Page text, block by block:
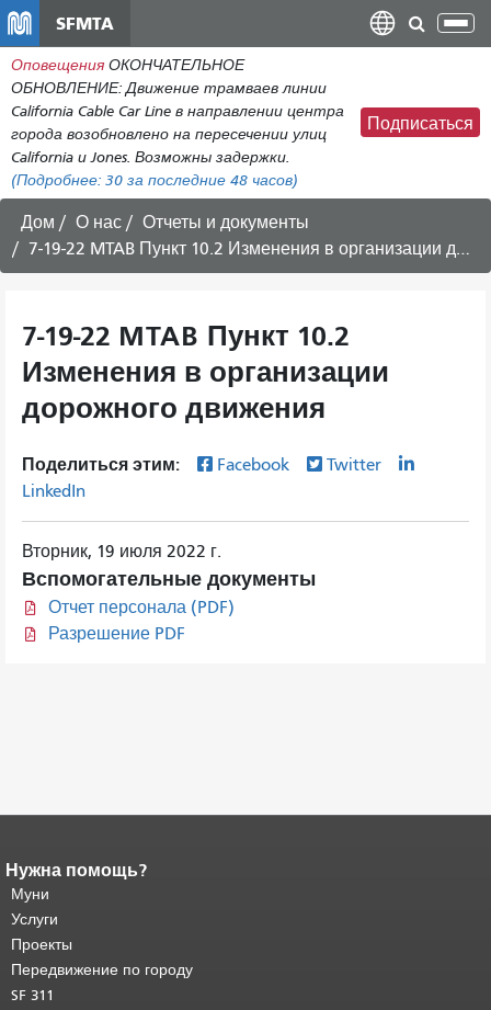
содержанию
SFMTA
Оповещения ОКОНЧАТЕЛЬНОЕ
ОБНОВЛЕНИЕ: Движение трамваев линии
California Cable Car Line в направлении центра
города возобновлено на пересечении улиц
California и Jones. Возможны задержки.
(Подробнее: 30 за последние 48 часов)
Подписаться
Дом О нас
Отчеты и документы
7-19-22 MTAB Пункт 10.2 Изменения в организации дорожного движения
7-19-22 MTAB Пункт 10.2
Изменения в организации
дорожного движения
Поделиться этим: Facebook
Twitter
LinkedIn
Вторник, 19 июля 2022 г.
Вспомогательные документы
Отчет персонала (PDF)
Разрешение PDF
Конец содержимого
страницы.
страницы повторяется на каждой
странице.
основного содержимого .
Нужна помощь?
Муни
Услуги
Проекты
Передвижение по городу
SF 311